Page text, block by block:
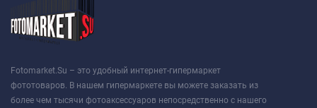
Fotomarket.Su – это удобный интернет-гипермаркет
фототоваров. В нашем гипермаркете вы можете заказать из
более чем тысячи фотоаксессуаров непосредственно с нашего